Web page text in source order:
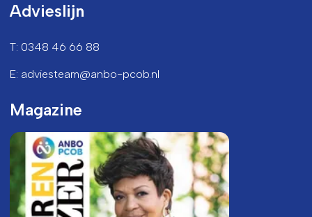
Advieslijn
T: 0348 46 66 88
E: adviesteam@anbo-pcob.nl
Magazine